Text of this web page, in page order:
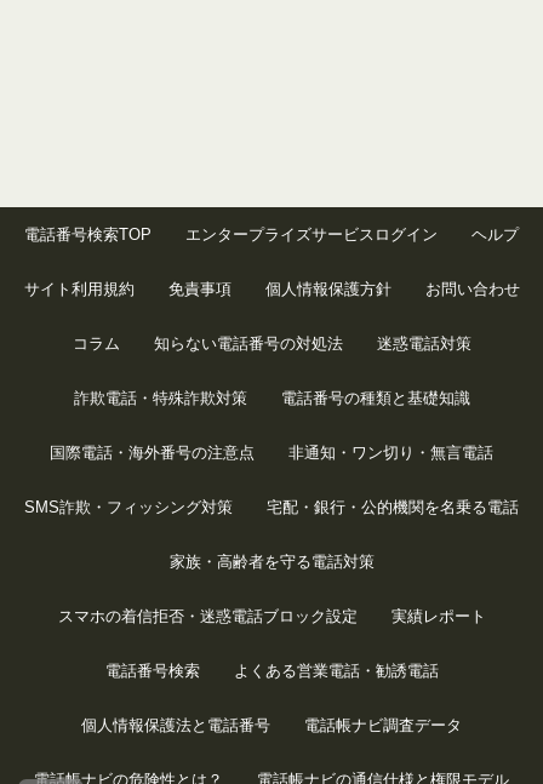
電話番号検索TOP エンタープライズサービスログイン ヘルプ
サイト利用規約 免責事項 個人情報保護方針 お問い合わせ
コラム 知らない電話番号の対処法 迷惑電話対策
詐欺電話・特殊詐欺対策 電話番号の種類と基礎知識
国際電話・海外番号の注意点 非通知・ワン切り・無言電話
SMS詐欺・フィッシング対策 宅配・銀行・公的機関を名乗る電話
家族・高齢者を守る電話対策
スマホの着信拒否・迷惑電話ブロック設定 実績レポート
電話番号検索 よくある営業電話・勧誘電話
個人情報保護法と電話番号 電話帳ナビ調査データ
電話帳ナビの危険性とは？ 電話帳ナビの通信仕様と権限モデル